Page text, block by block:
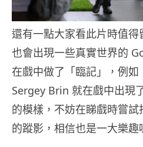
還有一點大家看此片時值
也會出現一些真實世界的
在戲中做了「臨記」，例
Sergey Brin 就在戲中出現
的模樣，不妨在睇戲時嘗
的蹤影，相信也是一大樂趣